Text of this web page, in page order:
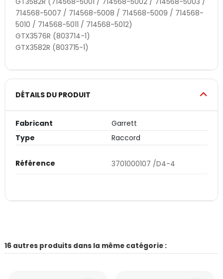
714568-5007 / 714568-5008 / 714568-5009 / 714568-
5010 / 714568-5011 / 714568-5012)
GTX3576R (803714-1)
GTX3582R (803715-1)
DÉTAILS DU PRODUIT
Fabricant
Garrett
Type
Raccord
Référence 3701000107 /D4-4
16 autres produits dans la même catégorie :